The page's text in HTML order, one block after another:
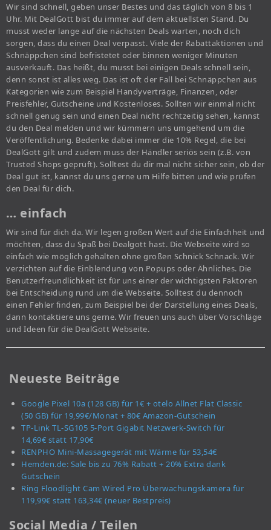
Wir sind schnell, geben unser Bestes und das täglich von 8 bis 1
Uhr. Mit DealGott bist du immer auf dem aktuellsten Stand. Du
musst weder lange auf die nächsten Deals warten, noch dich
sorgen, dass du einen Deal verpasst. Viele der Rabattaktionen und
Schnäppchen sind befristetet oder binnen weniger Minuten
ausverkauft. Das heißt, du musst bei einigen Deals schnell sein,
denn sonst ist alles weg. Das ist oft der Fall bei Schnäppchen aus
Kategorien wie zum Beispiel Handyverträge, Finanzen, oder
Preisfehler, Gutscheine und Kostenloses. Sollten wir einmal nicht
schnell genug sein und einen Deal nicht rechtzeitig sehen, kannst
du den Deal melden und wir kümmern uns umgehend um die
Veröffentlichung. Bedenke dabei immer die 10% Regel, die bei
DealGott gilt und zudem muss der Händler seriös sein (z.B. von
Trusted Shops geprüft). Solltest du dir mal nicht sicher sein, ob der
Deal gut ist, kannst du uns gerne um Hilfe bitten und wie prüfen
den Deal für dich.
… einfach
Wir sind für dich da. Wir legen großen Wert auf die Einfachheit und
möchten, dass du Spaß bei Dealgott hast. Die Webseite wird so
einfach wie möglich gehalten ohne großen Schnick Schnack. Wir
verzichten auf die Einblendung von Popups oder Ähnliches. Die
Benutzerfreundlichkeit ist für uns einer der wichtigsten Faktoren
bei Entscheidung rund um die Webseite. Solltest du dennoch
einen Fehler finden, zum Beispiel bei der Darstellung eines Deals,
dann kontaktiere uns gerne. Wir freuen uns auch über Vorschläge
und Ideen für die DealGott Webseite.
Neueste Beiträge
Google Pixel 10a (128 GB) für 1€ + otelo Allnet Flat Classic
(50 GB) für 19,99€/Monat + 80€ Amazon-Gutschein
TP-Link TL-SG105 5-Port Gigabit Netzwerk-Switch für
14,69€ statt 17,90€
RENPHO Mini-Massagegerät mit Wärme für 53,54€
Hemden.de: Sale bis zu 76% Rabatt + 20% Extra dank
Gutschein
Ring Floodlight Cam Wired Pro Überwachungskamera für
119,99€ statt 163,34€ (neuer Bestpreis)
Social Media / Teilen